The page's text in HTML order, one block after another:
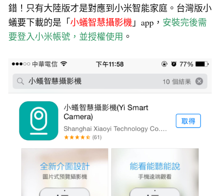
錯！只有大陸版才是對應到小米智能家庭。台灣版小
蟻要下載的是「小蟻智慧攝影機 」app， 安裝完後需
要登入小米帳號，並授權使用 。